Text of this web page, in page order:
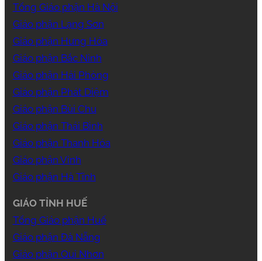
Tổng Giáo phận Hà Nội
Giáo phận Lạng Sơn
Giáo phận Hưng Hóa
Giáo phận Bắc Ninh
Giáo phận Hải Phòng
Giáo phận Phát Diệm
Giáo phận Bùi Chu
Giáo phận Thái Bình
Giáo phận Thanh Hóa
Giáo phận Vinh
Giáo phận Hà Tĩnh
GIÁO TỈNH HUẾ
Tổng Giáo phận Huế
Giáo phận Đà Nẵng
Giáo phận Qui Nhơn